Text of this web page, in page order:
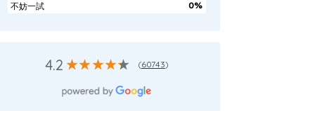
不妨一試
0%
4.2 (60743)